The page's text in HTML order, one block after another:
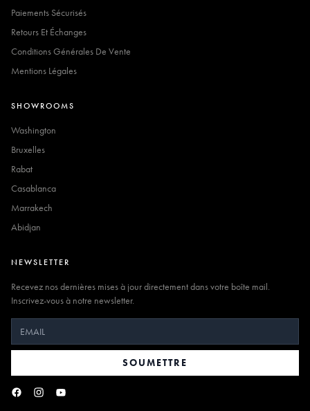
Paiements Sécurisés
Retours Et Échanges
Conditions Générales De Vente
Mentions Légales
SHOWROOMS
Washington
Bruxelles
Rabat
Casablanca
Marrakech
Abidjan
NEWSLETTER
Recevez nos dernières mises à jour directement dans votre boîte mail.
Inscrivez-vous à notre newsletter.
SOUMETTRE